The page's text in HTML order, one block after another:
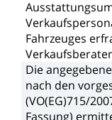
Fahrzeuges
Die
nach den
(VO(EG)715/
Fassung)